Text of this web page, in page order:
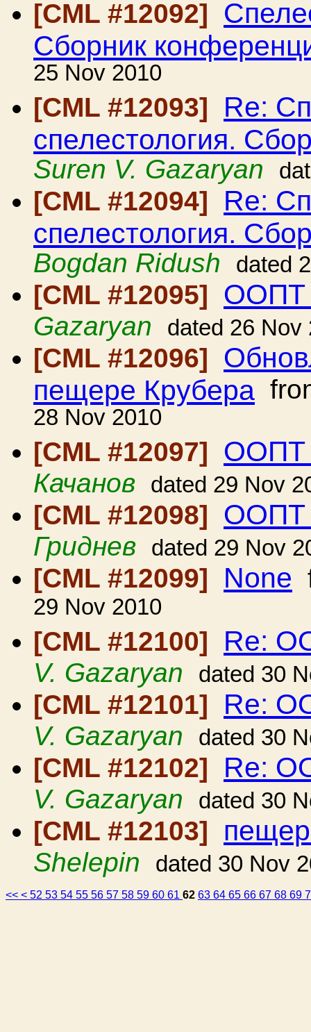
[CML #12092]
Сборник
25 Nov 2010
[CML #12093]
Re:
спелестология.
Suren V. Gazaryan
[CML #12094] Re:
спелестология.
Bogdan Ridush
dated
[CML #12095] ООПТ
Gazaryan dated 26 Nov
[CML #12096]
пещере Крубера
28 Nov 2010
[CML #12097]
ООПТ
Качанов dated 29 Nov
[CML #12098] ООПТ
Гриднев dated 29 Nov
[CML #12099] None
29 Nov 2010
[CML #12100]
Re:
V. Gazaryan dated 30
[CML #12101] Re:
V. Gazaryan dated 30
[CML #12102] Re:
V. Gazaryan dated 30
[CML #12103]
Shelepin dated 30 Nov
<< < 52 53 54 55 56 57 58 59 60 61 62 63 64 65 66 67 68 69